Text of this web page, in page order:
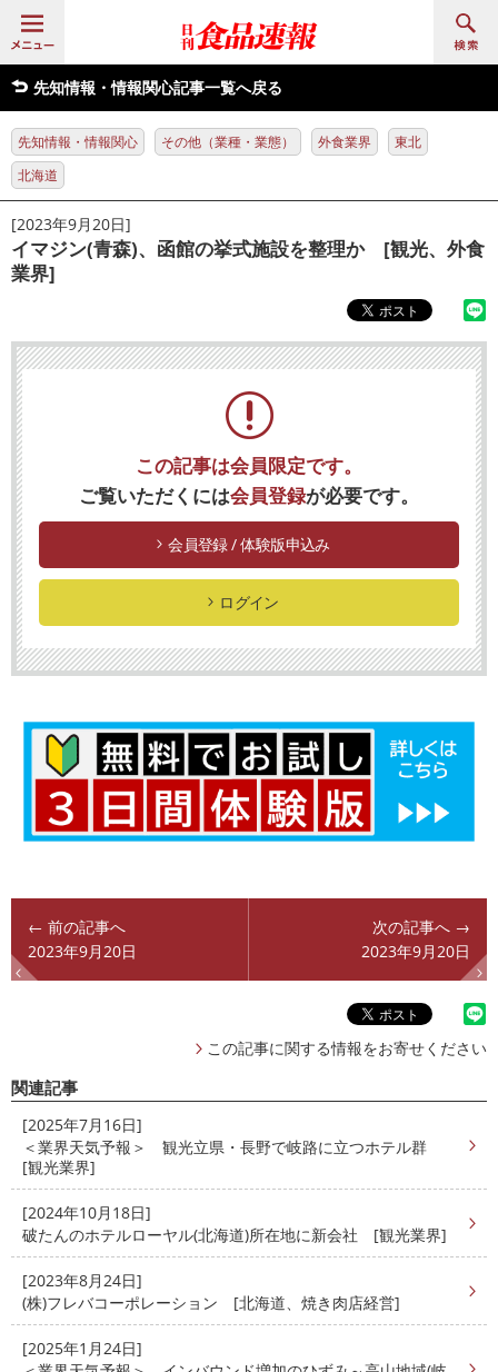
先知情報・情報関心記事一覧へ戻る
先知情報・情報関心 その他（業種・業態） 外食業界
東北
北海道
[2023年9月20日]
イマジン(青森)、函館の挙式施設を整理か [観光、外食
業界]
この記事は会員限定です。
ご覧いただくには会員登録が必要です。
会員登録 / 体験版申込み
ログイン
← 前の記事へ
2023年9月20日
次の記事へ →
2023年9月20日
この記事に関する情報をお寄せください
関連記事
[2025年7月16日]
＜業界天気予報＞ 観光立県・長野で岐路に立つホテル群
[観光業界]
[2024年10月18日]
破たんのホテルローヤル(北海道)所在地に新会社 [観光業界]
[2023年8月24日]
(株)フレバコーポレーション [北海道、焼き肉店経営]
[2025年1月24日]